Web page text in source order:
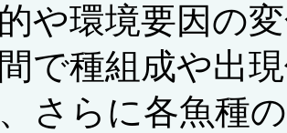
や環境要因の
で種組成や出
さらに各魚種